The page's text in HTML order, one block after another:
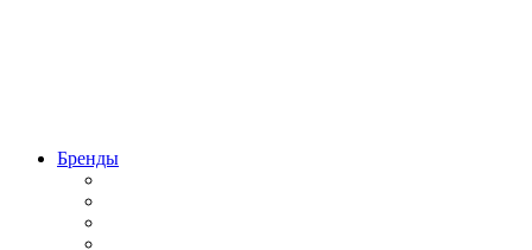
Бренды